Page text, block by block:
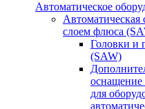
Автоматическое
Автоматическая
слоем флюса
Головки и
(SAW)
для